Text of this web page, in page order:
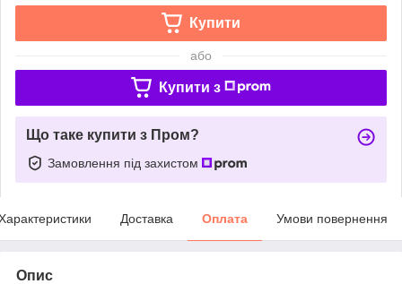
Купити
або
Купити з
Що таке купити з Пром?
Замовлення під захистом
Доставка Оплата Умови повернення
Опис